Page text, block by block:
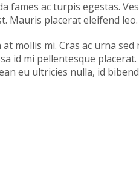
fames ac turpis egestas.
Mauris placerat eleifend leo.
mollis mi. Cras ac urna
mi pellentesque
eu ultricies nulla, id